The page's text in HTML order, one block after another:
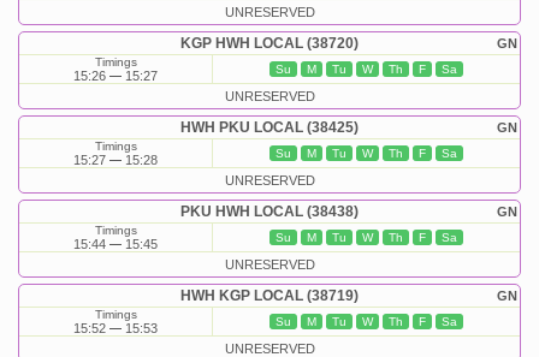
UNRESERVED
GN
KGP HWH LOCAL (38720)
Timings
15:26 15:27 Su M Tu W Th F Sa
UNRESERVED
GN
HWH PKU LOCAL (38425)
Timings
15:27 15:28 Su M Tu W Th F Sa
UNRESERVED
GN
PKU HWH LOCAL (38438)
Timings
15:44 15:45 Su M Tu W Th F Sa
UNRESERVED
GN
HWH KGP LOCAL (38719)
Timings
15:52 15:53 Su M Tu W Th F Sa
UNRESERVED